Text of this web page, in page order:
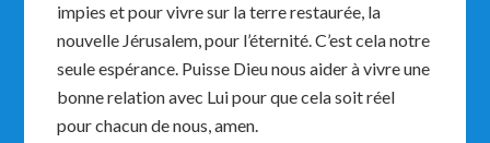
impies et pour vivre sur la terre restaurée, la
nouvelle Jérusalem, pour l’éternité. C’est cela notre
seule espérance. Puisse Dieu nous aider à vivre une
bonne relation avec Lui pour que cela soit réel
pour chacun de nous, amen.